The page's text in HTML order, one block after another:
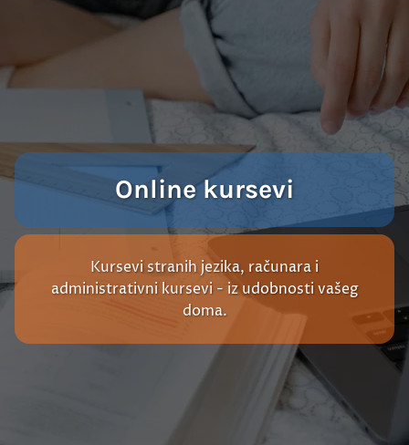
Online kursevi
Kursevi stranih jezika, računara i
administrativni kursevi - iz udobnosti vašeg
doma.